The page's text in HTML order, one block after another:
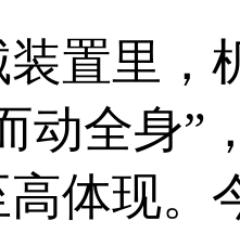
置里，
动全身”
体现。